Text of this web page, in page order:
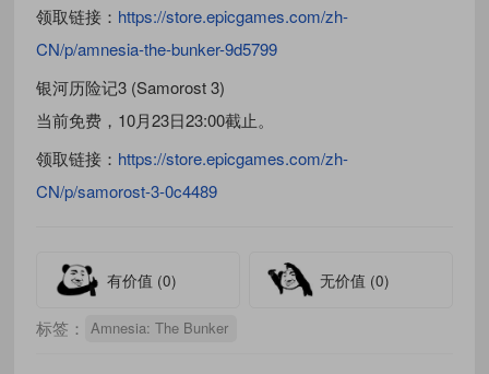
领取链接： https://store.epicgames.com/zh-
CN/p/amnesia-the-bunker-9d5799
银河历险记3 (Samorost 3)
当前免费，10月23日23:00截止。
领取链接： https://store.epicgames.com/zh-
CN/p/samorost-3-0c4489
有价值 (0) 无价值 (0)
标签： Amnesia: The Bunker